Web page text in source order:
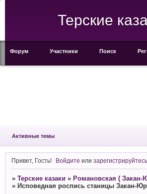
Терские
Форум Участники Поиск
Активные темы
Привет, Гость! Войдите илизарегистрируйтесь
» Терские казаки » Романовская ( Закан-
» Исповедная роспись станицы Закан-